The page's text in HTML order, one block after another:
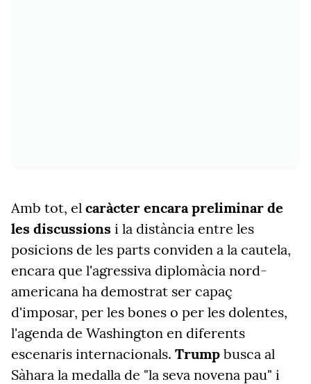
Amb tot, el caràcter encara preliminar de
les discussions i la distància entre les
posicions de les parts conviden a la cautela,
encara que l'agressiva diplomàcia nord-
americana ha demostrat ser capaç
d'imposar, per les bones o per les dolentes,
l'agenda de Washington en diferents
escenaris internacionals. Trump busca al
Sàhara la medalla de "la seva novena pau" i